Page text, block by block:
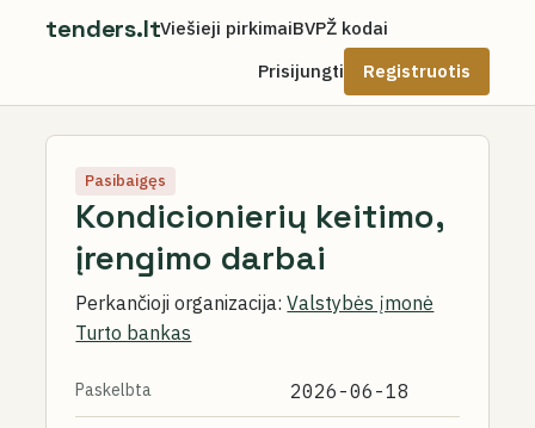
tenders.ltViešieji pirkimaiBVPŽ kodai
Prisijungti
Registruotis
Pasibaigęs
Kondicionierių keitimo,
įrengimo darbai
Perkančioji organizacija:Valstybės įmonė
Turto bankas
Paskelbta 2026-06-18